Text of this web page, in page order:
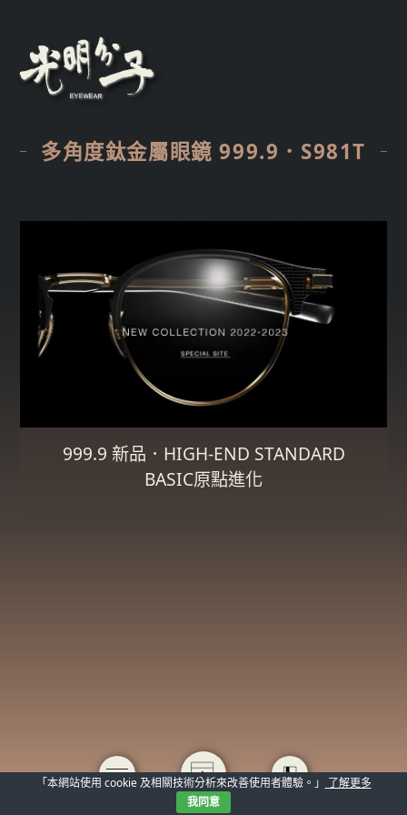
多角度鈦金屬眼鏡 999.9．S981T
999.9 新品．HIGH-END STANDARD
BASIC原點進化
「本網站使用 cookie 及相關技術分析來改善使用者體驗。」
了解更多
我同意